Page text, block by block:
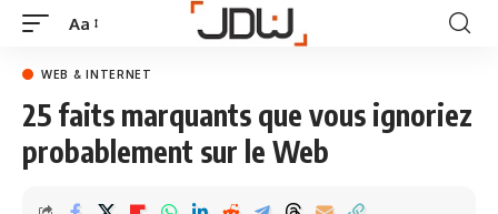
Aa
WEB & INTERNET
25 faits marquants que vous ignoriez
probablement sur le Web